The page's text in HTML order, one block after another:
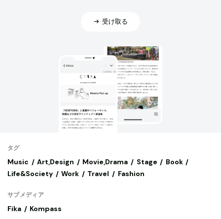
受け取る
タグ
Music Art,Design Movie,Drama Stage
Book
Life&Society
Work Travel Fashion
サブメディア
Fika Kompass